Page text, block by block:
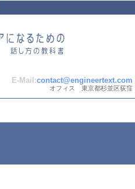
E-Mail:contact@engineertext.com
オフィス 東京都杉並区荻窪